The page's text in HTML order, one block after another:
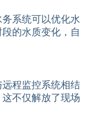
系统可以优化水
的水质变化，自
程监控系统相结
不仅解放了现场